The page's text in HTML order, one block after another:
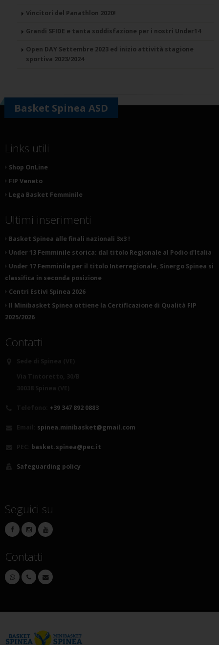
Vincitori del Panathlon 2020!
Grandi SFIDE e tanta soddisfazione per i nostri Under14
Open DAY Settembre 2023 ed inizio attività stagione
sportiva 2023/2024
Basket Spinea ASD
Links utili
Shop OnLine
FIP Veneto
Lega Basket Femminile
Ultimi inserimenti
Basket Spinea alle finali nazionali 3x3 !
Under 13 Femminile storica: dal titolo Regionale al Podio d'Italia
Under 17 Femminile per il titolo Interregionale, Sinergo Spinea si
classifica in seconda posizione
Centri Estivi Spinea 2026
Il Minibasket Spinea ottiene la Certificazione di Qualità FIP
2025/2026
Contatti
+39 347 892 0883
spinea.minibasket@gmail.com
basket.spinea@pec.it
Safeguarding policy
Seguici su
Contatti